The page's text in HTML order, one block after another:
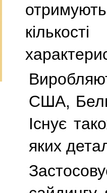
США,
Існує
яких